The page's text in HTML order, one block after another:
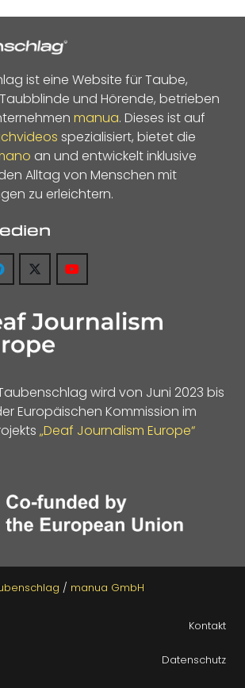
ist eine Website für Taube,
und Hörende, betrieben
manua. Dieses ist auf
spezialisiert, bietet die
an und entwickelt inklusive
Alltag von Menschen mit
zu erleichtern.
wird von Juni 2023 bis
Europäischen Kommission im
„Deaf Journalism Europe“
/ manua GmbH
Kontakt
Datenschutz